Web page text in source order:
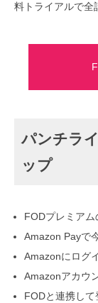
料トライアルで全
パンチラ
ップ
FODプレミア
Amazon Payで
Amazonにログ
Amazonアカウ
FODと連携して